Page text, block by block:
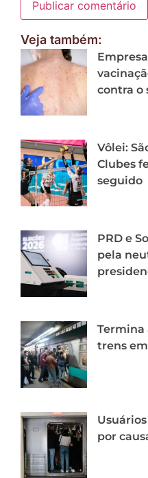
Veja também:
contra o
Vôlei:
Clubes
seguido
PRD e
pela
Termina
trens
por